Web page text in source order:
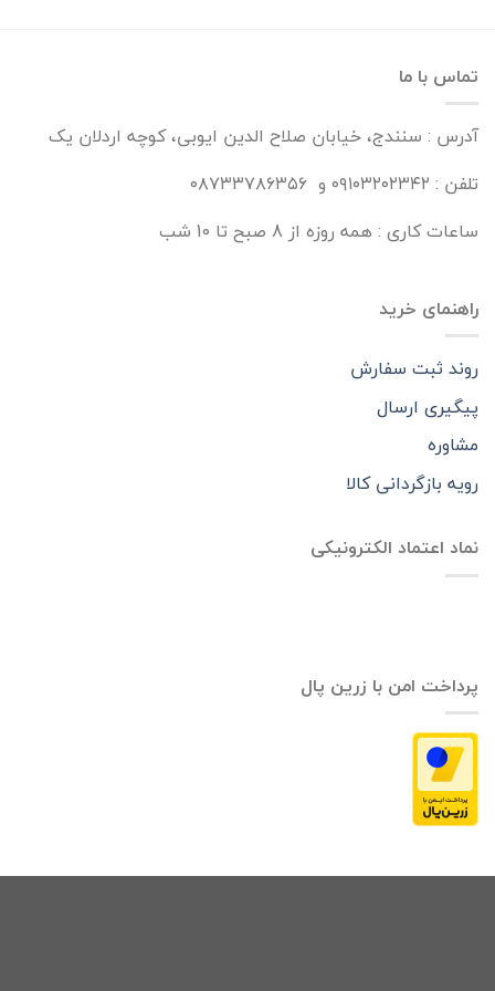
تماس با ما
آدرس : سنندج، خیابان صلاح الدین ایوبی، کوچه اردلان یک
تلفن : ۰۹۱۰۳۲۰۲۳۴۲ و ۰۸۷۳۳۷۸۶۳۵۶
ساعات کاری : همه روزه از 8 صبح تا 10 شب
راهنمای خرید
روند ثبت سفارش
پیگیری ارسال
مشاوره
رویه بازگردانی کالا
نماد اعتماد الکترونیکی
پرداخت امن با زرین پال